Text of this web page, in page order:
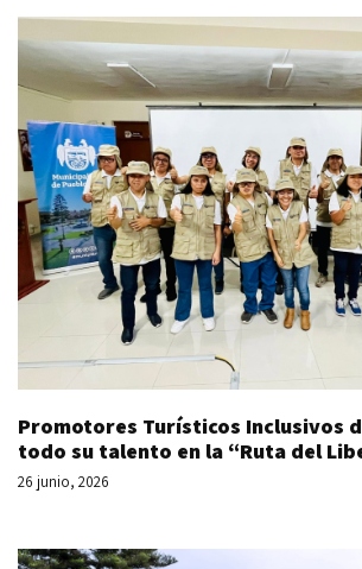
Promotores Turísticos Inclusivos
todo su talento en la “Ruta del
26 junio, 2026